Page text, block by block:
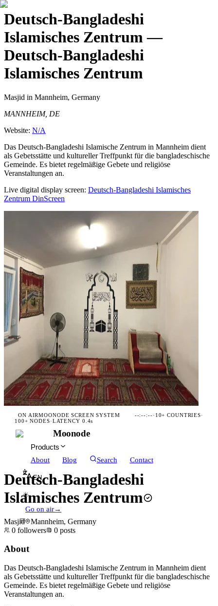
Deutsch-Bangladeshi
Islamisches Zentrum—
Deutsch-Bangladeshi
Islamisches Zentrum
Masjid in Mannheim, Germany
MANNHEIM, DE
Website: N/A
Das Deutsch-Bangladeshi Islamische Zentrum in Mannheim dient
als Gebetsstätte und kultureller Treffpunkt für die bangladeschische
Gemeinde. Es bietet regelmäßige Gebete und religiöse
Veranstaltungen an.
Live digital display screen: Deutsch-Bangladeshi Islamisches
Zentrum DinScreen
ON AIRMOONODE SCREEN SYSTEM --:--:--· 10+ COUNTRIES·
100+ NODES·LATENCY 0.4s
Moonode
Products
About
Blog Search Contact
EN
☀
Go on air→
Deutsch-Bangladeshi
Islamisches Zentrum
Masjid
Mannheim, Germany
0 followers 0 posts
About
Das Deutsch-Bangladeshi Islamische Zentrum in Mannheim dient
als Gebetsstätte und kultureller Treffpunkt für die bangladeschische
Gemeinde. Es bietet regelmäßige Gebete und religiöse
Veranstaltungen an.